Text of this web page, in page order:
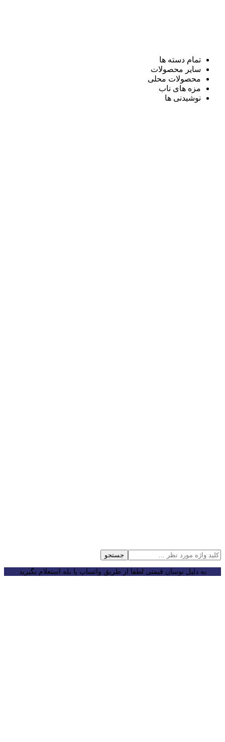
تمام دسته ها
سایر محصولات
محصولات محلی
مزه های ناب
نوشیدنی ها
جستجو
به دلیل نوسان قیمتی لطفا از طریق واتساپ یا بله استعلام بگیرید